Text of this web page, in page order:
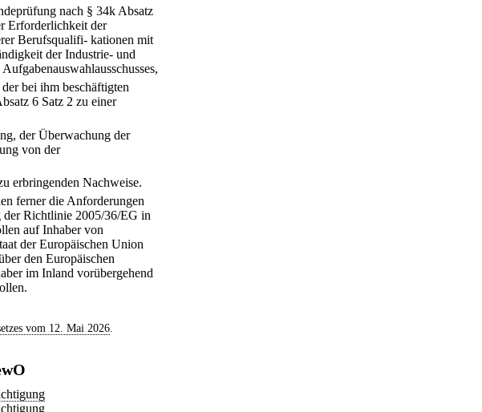
nach § 34k Absatz
Erforderlichkeit der
Berufsqualifi- kationen mit
der Industrie- und
bei ihm beschäftigten
6 Satz 2 zu einer
der Überwachung der
von der
erbringenden Nachweise.
ferner die Anforderungen
der Richtlinie 2005/36/EG in
auf Inhaber von
der Europäischen Union
den Europäischen
im Inland vorübergehend
vom 12. Mai 2026.